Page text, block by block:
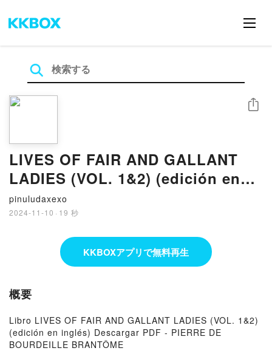
LIVES OF FAIR AND GALLANT
LADIES (VOL. 1&2) (edición en
inglés) PIERRE DE BOURDEILLE
BRANTÔME ePub gratis
pinuludaxexo
2024-11-10 · 19 秒
シェア
KKBOXアプリで無料再生
概要
Libro LIVES OF FAIR AND GALLANT LADIES (VOL. 1&2)
(edición en inglés) Descargar PDF - PIERRE DE
BOURDEILLE BRANTÔME